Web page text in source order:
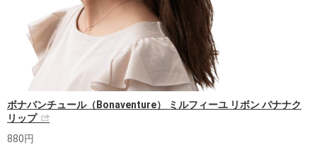
ボナバンチュール（Bonaventure） ミルフィーユ リボン バナナク
リップ
880円